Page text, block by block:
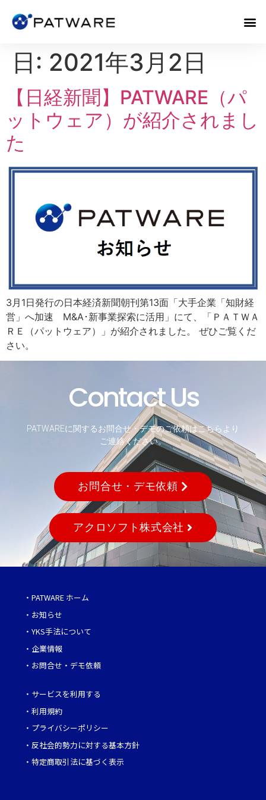
日: 2021年3月2日
【日経新聞】PATWARE（パ
ットウェア）が紹介されまし
た
3月1日発行の日本経済新聞朝刊第13面「大手企業「知財経
営」へ加速 M&A･新事業探索に活用」にて、「ＰＡＴＷＡ
ＲＥ（パットウェア）」が紹介されました。 ぜひご覧くだ
さい。
Contact Us
PATWAREに関するお問合せ・デモのご依頼はこちらより
ご連絡ください。
お問合せ・デモ依頼
アクロソフト株式会社
・ PATWARE ホーム
・ お知らせ
・ YKS手法について
・ 企業情報
・ お問合せ・デモ依頼
・ サービスを利用する
・ 利用規約
・ プライバシーポリシー
・ 反社会的勢力に対する基本方針
・ 特定商取引法に基づく表示